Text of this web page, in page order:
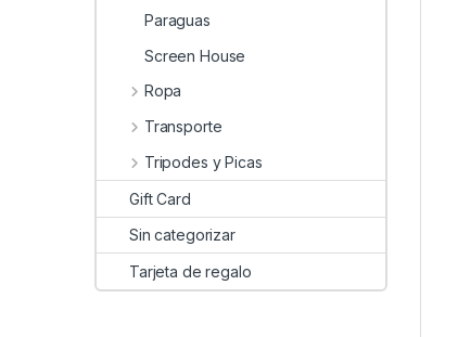
Paraguas
Screen House
Ropa
Transporte
Tripodes y Picas
Gift Card
Sin categorizar
Tarjeta de regalo